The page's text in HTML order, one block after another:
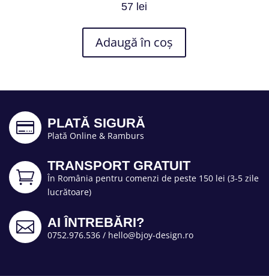
57 lei
Adaugă în coș
 PLATĂ SIGURĂ
Plată Online & Ramburs

TRANSPORT GRATUIT
În România pentru comenzi de peste 150 lei (3-5 zile
lucrătoare)
 AI ÎNTREBĂRI?
0752.976.536 / hello@bjoy-design.ro